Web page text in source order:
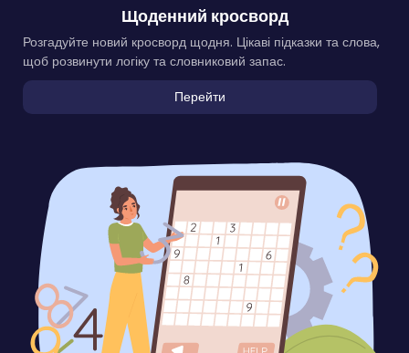
Щоденний кросворд
Розгадуйте новий кросворд щодня. Цікаві підказки та слова,
щоб розвинути логіку та словниковий запас.
Перейти